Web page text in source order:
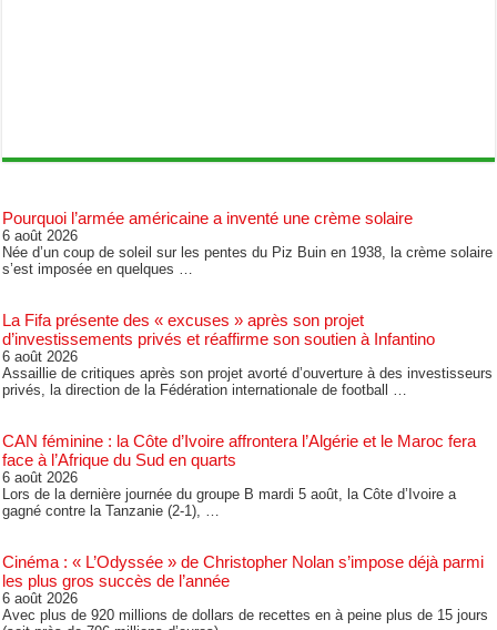
Pourquoi l’armée américaine a inventé une crème solaire
6 août 2026
Née d’un coup de soleil sur les pentes du Piz Buin en 1938, la crème solaire
s’est imposée en quelques …
La Fifa présente des « excuses » après son projet
d’investissements privés et réaffirme son soutien à Infantino
6 août 2026
Assaillie de critiques après son projet avorté d’ouverture à des investisseurs
privés, la direction de la Fédération internationale de football …
CAN féminine : la Côte d’Ivoire affrontera l’Algérie et le Maroc fera
face à l’Afrique du Sud en quarts
6 août 2026
Lors de la dernière journée du groupe B mardi 5 août, la Côte d’Ivoire a
gagné contre la Tanzanie (2-1), …
Cinéma : « L’Odyssée » de Christopher Nolan s’impose déjà parmi
les plus gros succès de l’année
6 août 2026
Avec plus de 920 millions de dollars de recettes en à peine plus de 15 jours